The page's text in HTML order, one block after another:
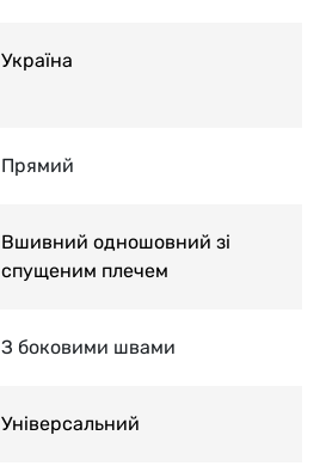
Україна
Прямий
Вшивний одношовний зі
спущеним плечем
З боковими швами
Універсальний